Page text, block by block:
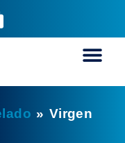
» Virgen